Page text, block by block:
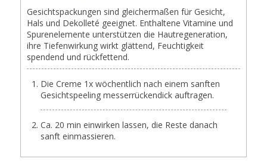
Gesichtspackungen sind gleichermaßen für Gesicht,
Hals und Dekolleté geeignet. Enthaltene Vitamine und
Spurenelemente unterstützen die Hautregeneration,
ihre Tiefenwirkung wirkt glättend, Feuchtigkeit
spendend und rückfettend.
Die Creme 1x wöchentlich nach einem sanften
Gesichtspeeling messerrückendick auftragen.
Ca. 20 min einwirken lassen, die Reste danach
sanft einmassieren.